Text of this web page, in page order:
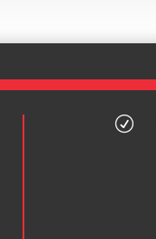
R